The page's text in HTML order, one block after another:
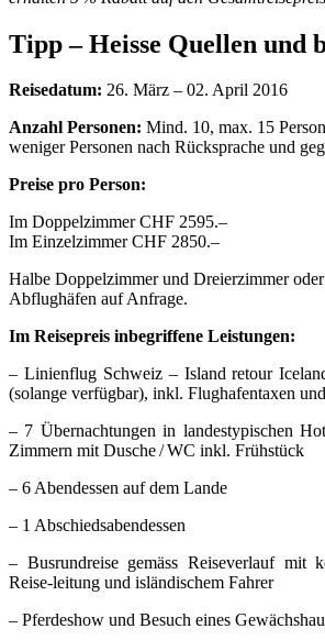
Tipp – Heisse Quellen und
Reisedatum: 26. März – 02. April 2016
Anzahl Personen: Mind. 10, max. 15
weniger Personen nach Rücksprache und
Preise pro Person:
Im Doppelzimmer CHF 2595.–
Im Einzelzimmer CHF 2850.–
Halbe Doppelzimmer und Dreierzimmer oder
Abflughäfen auf Anfrage.
Im Reisepreis inbegriffene Leistungen:
– Linienflug Schweiz – Island retour
(solange verfügbar), inkl. Flughafentaxen
– 7 Übernachtungen in landestypischen
Zimmern mit Dusche / WC inkl. Frühstück
– 6 Abendessen auf dem Lande
– 1 Abschiedsabendessen
– Busrundreise gemäss Reiseverlauf mit
Reise-leitung und isländischem Fahrer
– Pferdeshow und Besuch eines